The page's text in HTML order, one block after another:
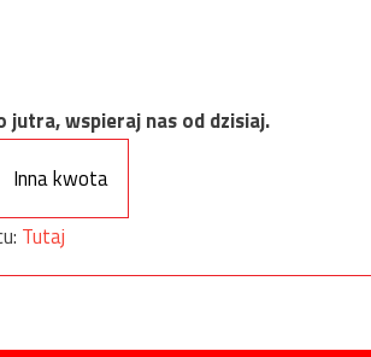
jutra, wspieraj nas od dzisiaj.
Inna kwota
Tutaj